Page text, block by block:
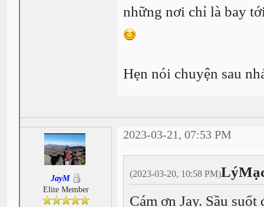
những nơi chỉ là bay
Hẹn nói chuyện sau
JayM
Elite Member
2023-03-21, 07:53 PM
(2023-03-20, 10:58 PM)
Cám ơn Jay. Sầu